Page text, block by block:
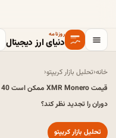
روزنامه
دنیای ارز دیجیتال
خانه‹تحلیل بازار کریپتو‹
دوران را تجدید نظر کند؟
تحلیل بازار کریپتو